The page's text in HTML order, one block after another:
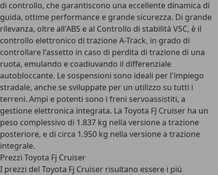
di controllo, che garantiscono una eccellente dinamica di
guida, ottime performance e grande sicurezza. Di grande
rilevanza, oltre all'ABS e al Controllo di stabilità VSC, è il
controllo elettronico di trazione A-Track, in grado di
controllare l'assetto in caso di perdita di trazione di una
ruota, emulando e coadiuvando il differenziale
autobloccante. Le sospensioni sono ideali per l'impiego
stradale, anche se sviluppate per un utilizzo su tutti i
terreni. Ampi e potenti sono i freni servoassistiti, a
gestione elettronica integrata. La Toyota FJ Cruiser ha un
peso complessivo di 1.837 kg nella versione a trazione
posteriore, e di circa 1.950 kg nella versione a trazione
integrale.
Prezzi Toyota Fj Cruiser
I prezzi del Toyota Fj Cruiser risultano essere i più